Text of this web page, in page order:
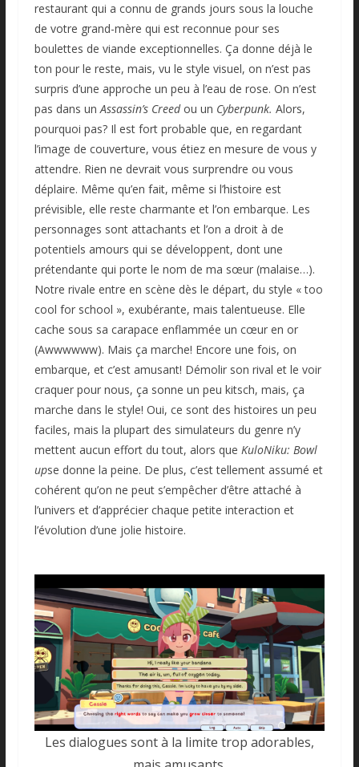
restaurant qui a connu de grands jours sous la louche
de votre grand-mère qui est reconnue pour ses
boulettes de viande exceptionnelles. Ça donne déjà le
ton pour le reste, mais, vu le style visuel, on n’est pas
surpris d’une approche un peu à l’eau de rose. On n’est
pas dans unAssassin’s Creedou un Cyberpunk. Alors,
pourquoi pas? Il est fort probable que, en regardant
l’image de couverture, vous étiez en mesure de vous y
attendre. Rien ne devrait vous surprendre ou vous
déplaire. Même qu’en fait, même si l’histoire est
prévisible, elle reste charmante et l’on embarque. Les
personnages sont attachants et l’on a droit à de
potentiels amours qui se développent, dont une
prétendante qui porte le nom de ma sœur (malaise…).
Notre rivale entre en scène dès le départ, du style « too
cool for school », exubérante, mais talentueuse. Elle
cache sous sa carapace enflammée un cœur en or
(Awwwwww). Mais ça marche! Encore une fois, on
embarque, et c’est amusant! Démolir son rival et le voir
craquer pour nous, ça sonne un peu kitsch, mais, ça
marche dans le style! Oui, ce sont des histoires un peu
faciles, mais la plupart des simulateurs du genre n’y
mettent aucun effort du tout, alors que KuloNiku: Bowl
upse donne la peine. De plus, c’est tellement assumé et
cohérent qu’on ne peut s’empêcher d’être attaché à
l’univers et d’apprécier chaque petite interaction et
l’évolution d’une jolie histoire.
Les dialogues sont à la limite trop adorables,